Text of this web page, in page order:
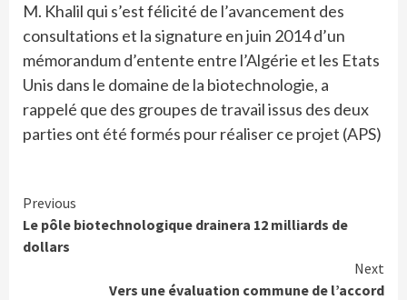
M. Khalil qui s’est félicité de l’avancement des
consultations et la signature en juin 2014 d’un
mémorandum d’entente entre l’Algérie et les Etats
Unis dans le domaine de la biotechnologie, a
rappelé que des groupes de travail issus des deux
parties ont été formés pour réaliser ce projet (APS)
Continue
Reading
Previous
Le pôle biotechnologique drainera 12 milliards de
dollars
Next
Vers une évaluation commune de l’accord